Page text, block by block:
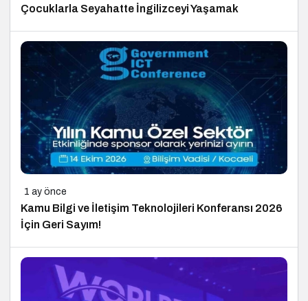
Çocuklarla Seyahatte İngilizceyi Yaşamak
1 ay önce
Kamu Bilgi ve İletişim Teknolojileri Konferansı 2026
İçin Geri Sayım!